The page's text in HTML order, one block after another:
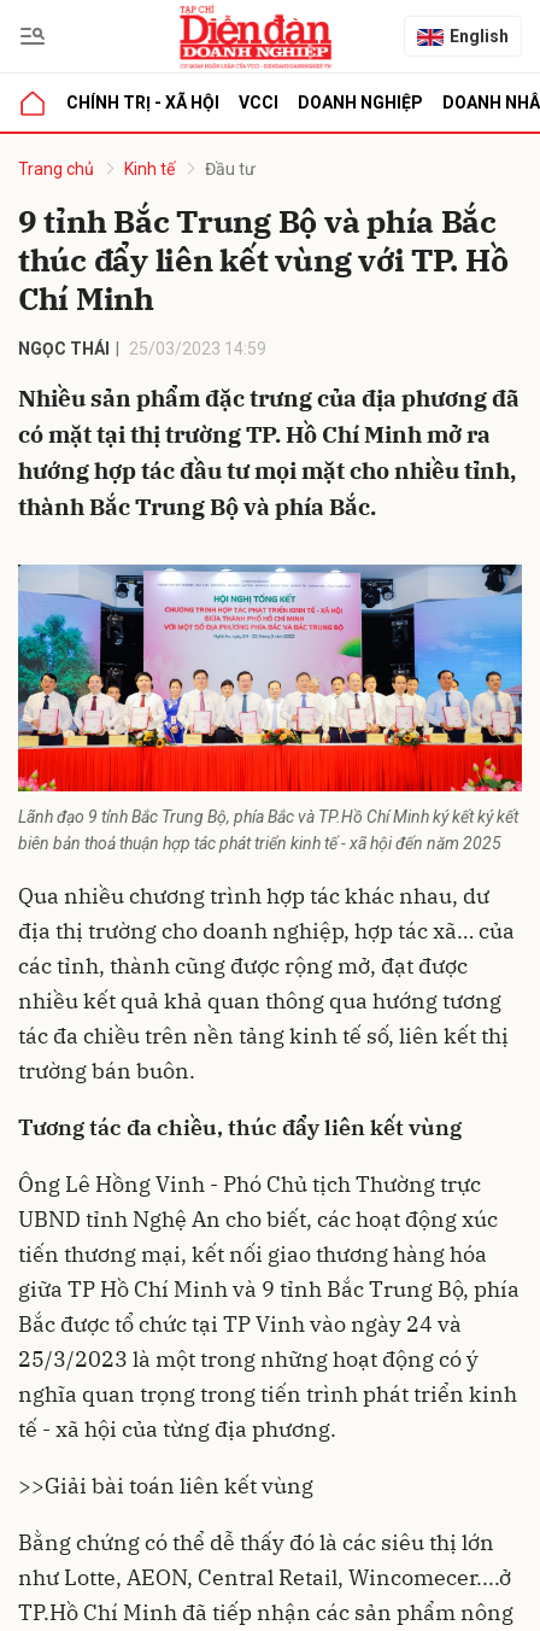
English
CHÍNH TRỊ - XÃ HỘI VCCI DOANH NGHIỆP DOANH
Trang chủ Kinh tế Đầu tư
9 tỉnh Bắc Trung Bộ và phía Bắc
thúc đẩy liên kết vùng với TP. Hồ
Chí Minh
NGỌC THÁI 25/03/2023 14:59
Nhiều sản phẩm đặc trưng của địa phương đã
có mặt tại thị trường TP. Hồ Chí Minh mở ra
hướng hợp tác đầu tư mọi mặt cho nhiều tỉnh,
thành Bắc Trung Bộ và phía Bắc.
Lãnh đạo 9 tỉnh Bắc Trung Bộ, phía Bắc và TP.Hồ Chí Minh ký kết ký kết
biên bản thoả thuận hợp tác phát triển kinh tế - xã hội đến năm 2025
Qua nhiều chương trình hợp tác khác nhau, dư
địa thị trường cho doanh nghiệp, hợp tác xã… của
các tỉnh, thành cũng được rộng mở, đạt được
nhiều kết quả khả quan thông qua hướng tương
tác đa chiều trên nền tảng kinh tế số, liên kết thị
trường bán buôn.
Tương tác đa chiều, thúc đẩy liên kết vùng
Ông Lê Hồng Vinh - Phó Chủ tịch Thường trực
UBND tỉnh Nghệ An cho biết, các hoạt động xúc
tiến thương mại, kết nối giao thương hàng hóa
giữa TP Hồ Chí Minh và 9 tỉnh Bắc Trung Bộ, phía
Bắc được tổ chức tại TP Vinh vào ngày 24 và
25/3/2023 là một trong những hoạt động có ý
nghĩa quan trọng trong tiến trình phát triển kinh
tế - xã hội của từng địa phương.
>>Giải bài toán liên kết vùng
Bằng chứng có thể dễ thấy đó là các siêu thị lớn
như Lotte, AEON, Central Retail, Wincomecer....ở
TP.Hồ Chí Minh đã tiếp nhận các sản phẩm nông
luận
Hủy